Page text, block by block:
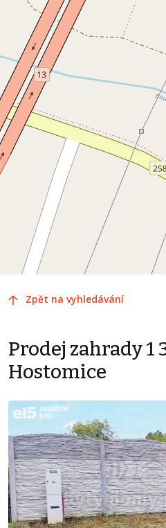
Zpět na vyhledávání
Prodej zahrady 1
Hostomice